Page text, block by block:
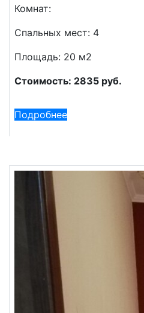
Комнат:
Спальных мест: 4
Площадь: 20 м2
Стоимость: 2835 руб.
Подробнее